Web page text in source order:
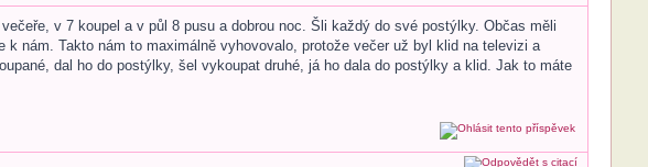
v 7 koupel a v půl 8 pusu a dobrou noc. Šli každý do své postýlky. Občas měli
nám. Takto nám to maximálně vyhovovalo, protože večer už byl klid na televizi a
dal ho do postýlky, šel vykoupat druhé, já ho dala do postýlky a klid. Jak to máte